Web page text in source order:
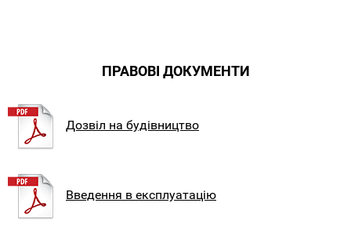
ПРАВОВІ ДОКУМЕНТИ
Дозвіл на будівництво
Введення в експлуатацію